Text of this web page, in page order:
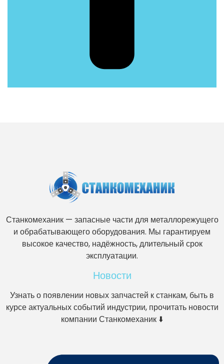
Станкомеханик — запасные части для металлорежущего
и обрабатывающего оборудования. Мы гарантируем
высокое качество, надёжность, длительный срок
эксплуатации.
Новости
Узнать о появлении новых запчастей к станкам, быть в
курсе актуальных событий индустрии, прочитать новости
компании Станкомеханик ⬇️